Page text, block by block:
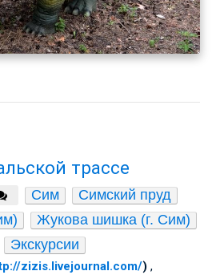
трассе
Сим
Симский пруд
Жукова шишка (г. Сим)
Экскурсии
zizis.livejournal.com/) ,